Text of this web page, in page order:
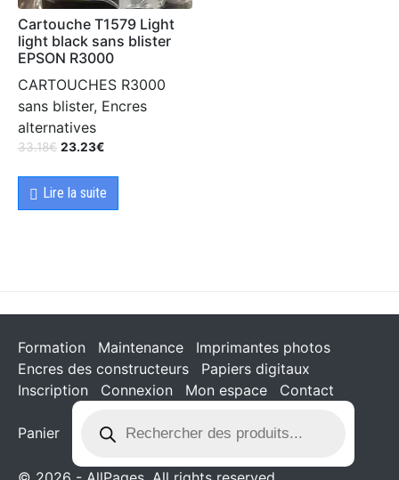
Cartouche T1579 Light
light black sans blister
EPSON R3000
CARTOUCHES R3000
sans blister, Encres
alternatives
33.18€ 23.23€
Lire la suite
Formation Maintenance
Imprimantes photos
Encres des constructeurs
Papiers digitaux
Inscription
Connexion Mon espace Contact
Panier